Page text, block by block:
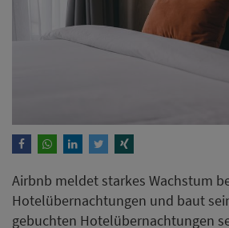
Airbnb meldet starkes Wachstum
Hotelübernachtungen und baut
gebuchten Hotelübernachtungen